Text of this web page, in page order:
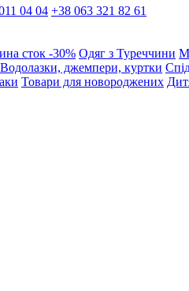
04 04 +38 063 321 82 61
сток -30% Одяг з Туреччини
Водолазки, джемпери, куртки
Товари для новороджених